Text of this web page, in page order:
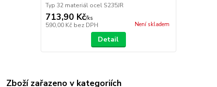
Typ 32 materiál ocel S235JR
713,90 Kč/ks
590,00 Kč bez DPH Není skladem
Detail
Zboží zařazeno v kategoriích